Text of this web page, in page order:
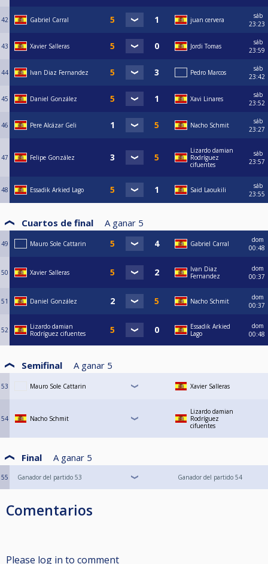
42 Gabriel Carral juan cervera
sáb
23:23
43 Xavier Salleras Jordi Tomas
sáb
23:59
44 Ivan Diaz Fernandez Pedro Marcos
sáb
23:42
45 Daniel González Xavi Linares
sáb
23:52
46 Pere Alcázar Geli Nacho Schmit
sáb
23:27
47 Felipe González
Lizardo damian
Rodríguez
cifuentes
sáb
23:57
48 Essadik Arkied Lago Said Laoukili
sáb
23:55
Cuartos de final A ganar 5
49 Mauro Sole Cattarin Gabriel Carral
dom
00:48
50 Xavier Salleras
Ivan Diaz
Fernandez
dom
00:37
51 Daniel González Nacho Schmit
dom
00:37
52
Lizardo damian
Rodríguez cifuentes
Essadik Arkied
Lago
dom
00:48
Semifinal A ganar 5
53 Mauro Sole Cattarin Xavier Salleras
54 Nacho Schmit
Lizardo damian
Rodríguez
cifuentes
Final A ganar 5
55 Ganador del partido 53 Ganador del partido 54
Comentarios
Please log in to comment